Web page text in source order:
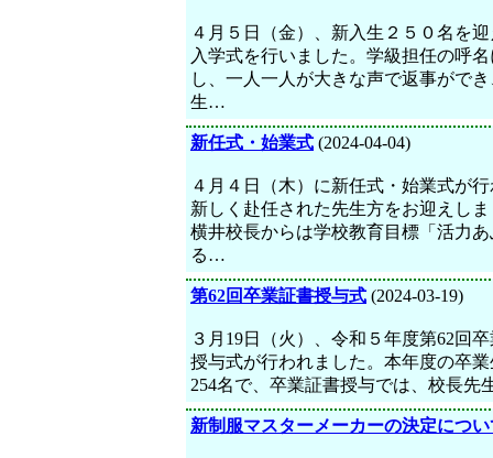
４月５日（金）、新入生２５０名を
入学式を行いました。学級担任の呼
し、一人一人が大きな声で返事がで
生…
新任式・始業式 (2024-04-04)
４月４日（木）に新任式・始業式が
新しく赴任された先生方をお迎えし
横井校長からは学校教育目標「活力
る…
第62回卒業証書授与式 (2024-03-19)
３月19日（火）、令和５年度第62回
授与式が行われました。本年度の卒
254名で、卒業証書授与では、校長先
新制服マスターメーカーの決定につい